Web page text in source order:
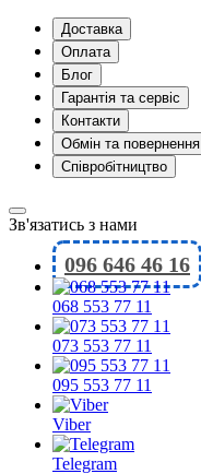
Доставка
Оплата
Блог
Гарантія та сервіс
Контакти
Обмін та повернення
Співробітництво
Зв'язатись з нами
096 646 46 16
068 553 77 11
073 553 77 11
095 553 77 11
Viber
Telegram